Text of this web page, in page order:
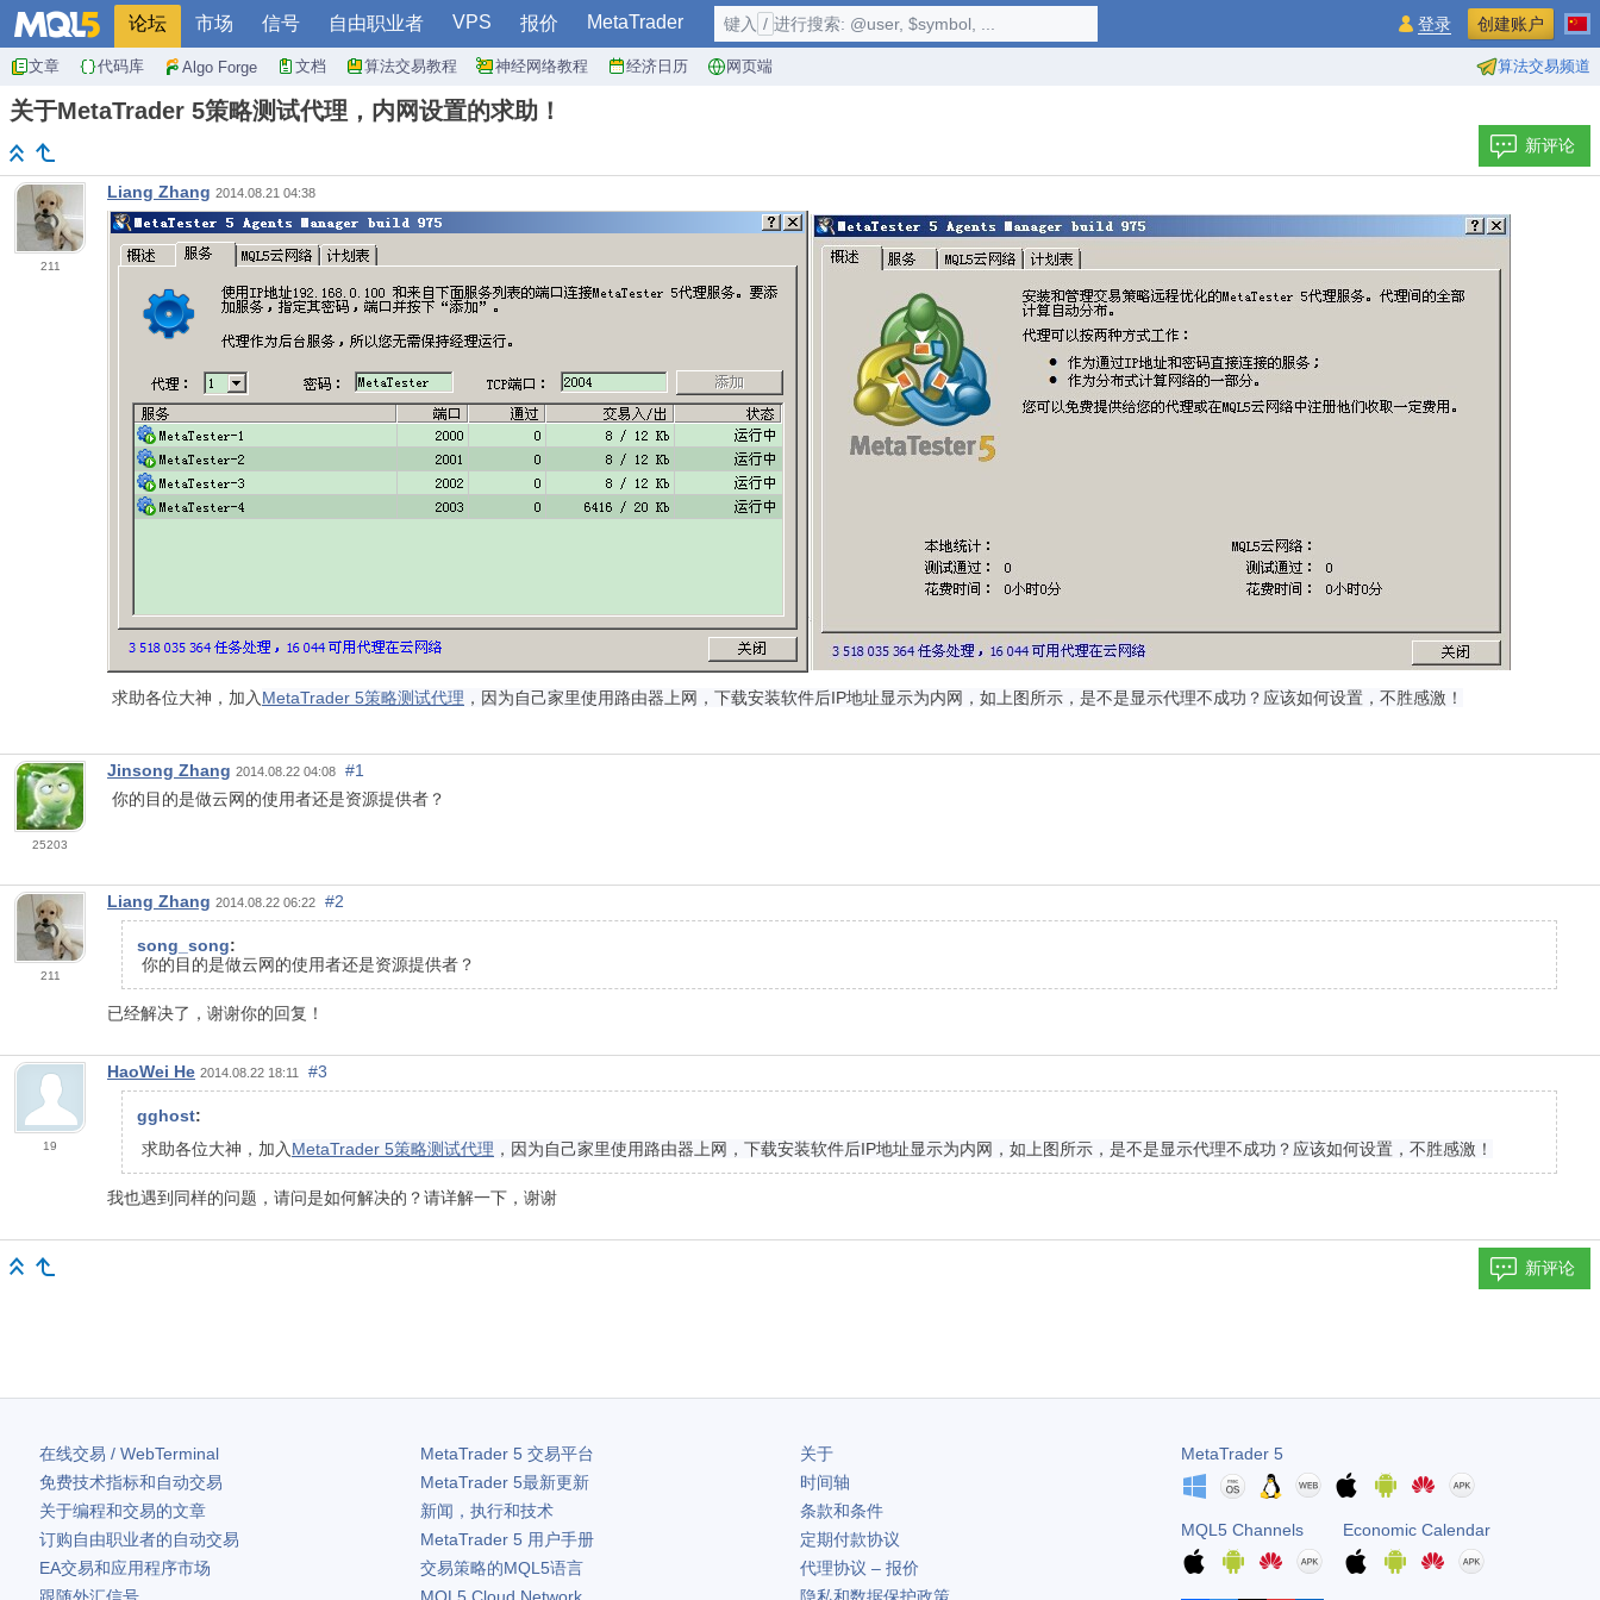
论坛 市场 信号 自由职业者 VPS 报价 MetaTrader
文章 代码库 Algo Forge 文档 算法交易教程 神经网络教程 经济日历 网页端 算法交易频道
键入 / 进行搜索: @user, $symbol, ... 登录 创建账户
关于MetaTrader 5策略测试代理，内网设置的求助！
新评论
211
Liang Zhang 2014.08.21 04:38
求助各位大神，加入MetaTrader 5策略测试代理 ，因为自己家里使用路由器上网，下载安装软件后IP地址显示为内网，如上图所示，是不是显示代理不成功？应该如何设置，不胜感激！
25203
Jinsong Zhang 2014.08.22 04:08
#1
你的目的是做云网的使用者还是资源提供者？
211
Liang Zhang 2014.08.22 06:22 #2
song_song:
你的目的是做云网的使用者还是资源提供者？
已经解决了，谢谢你的回复！
19
HaoWei He 2014.08.22 18:11 #3
gghost:
求助各位大神，加入 MetaTrader 5策略测试代理 ，因为自己家里使用路由器上网，下载安装软件后IP地址显示为内网，如上图所示，是不是显示代理不成功？应该如何设置，不胜感激！
我也遇到同样的问题，请问是如何解决的？请详解一下，谢谢
新评论
在线交易 / WebTerminal
免费技术指标和自动交易
关于编程和交易的文章
订购自由职业者的自动交易
EA交易和应用程序市场
跟随外汇信号
MetaTrader 5交易平台
MetaTrader 5最新更新
新闻，执行和技术
MetaTrader 5用户手册
交易策略的MQL5语言
MQL5 Cloud Network
关于
时间轴
条款和条件
定期付款协议
代理协议 – 报价
隐私和数据保护政策
MetaTrader 5
MQL5 Channels Economic Calendar